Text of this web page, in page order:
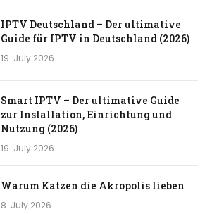
IPTV Deutschland – Der ultimative
Guide für IPTV in Deutschland (2026)
19. July 2026
Smart IPTV – Der ultimative Guide
zur Installation, Einrichtung und
Nutzung (2026)
19. July 2026
Warum Katzen die Akropolis lieben
8. July 2026